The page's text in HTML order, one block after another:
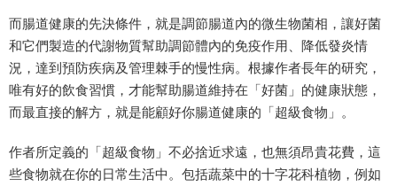
而腸道健康的先決條件，就是調節腸道內的微生物菌相，讓好菌
和它們製造的代謝物質幫助調節體內的免疫作用、降低發炎情
況，達到預防疾病及管理棘手的慢性病。根據作者長年的研究，
唯有好的飲食習慣，才能幫助腸道維持在「好菌」的健康狀態，
而最直接的解方，就是能顧好你腸道健康的「超級食物」。
作者所定義的「超級食物」不必捨近求遠，也無須昂貴花費，這
些食物就在你的日常生活中。包括蔬菜中的十字花科植物，例如